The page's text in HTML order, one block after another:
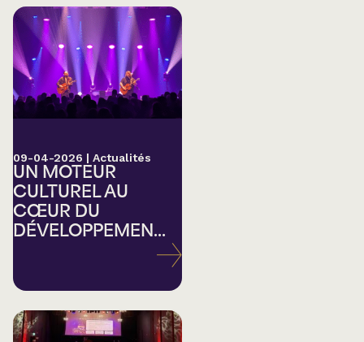
09-04-2026 | Actualités
UN MOTEUR
CULTUREL AU
CŒUR DU
DÉVELOPPEMEN...